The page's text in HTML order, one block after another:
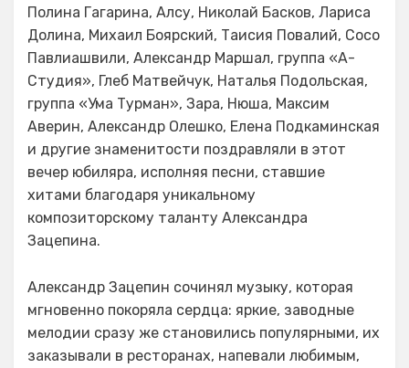
Полина Гагарина, Алсу, Николай Басков, Лариса
Долина, Михаил Боярский, Таисия Повалий, Сосо
Павлиашвили, Александр Маршал, группа «А-
Студия», Глеб Матвейчук, Наталья Подольская,
группа «Ума Турман», Зара, Нюша, Максим
Аверин, Александр Олешко, Елена Подкаминская
и другие знаменитости поздравляли в этот
вечер юбиляра, исполняя песни, ставшие
хитами благодаря уникальному
композиторскому таланту Александра
Зацепина.
Александр Зацепин сочинял музыку, которая
мгновенно покоряла сердца: яркие, заводные
мелодии сразу же становились популярными, их
заказывали в ресторанах, напевали любимым,